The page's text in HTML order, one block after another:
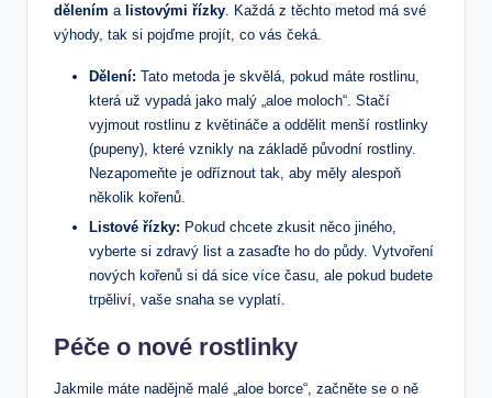
dělením a listovými řízky . Každá z těchto metod má své
výhody, tak si pojďme projít, co vás čeká.
Dělení: Tato metoda je skvělá, pokud máte rostlinu,
která už vypadá jako malý „aloe moloch“. Stačí
vyjmout rostlinu z květináče a oddělit menší rostlinky
(pupeny), které vznikly na základě původní rostliny.
Nezapomeňte je odříznout tak, aby měly alespoň
několik kořenů.
Listové řízky: Pokud chcete zkusit něco jiného,
vyberte si zdravý list a zasaďte ho do půdy. Vytvoření
nových kořenů si dá sice více času, ale pokud budete
trpěliví, vaše snaha se vyplatí.
Péče o nové rostlinky
Jakmile máte nadějně malé „aloe borce“, začněte se o ně